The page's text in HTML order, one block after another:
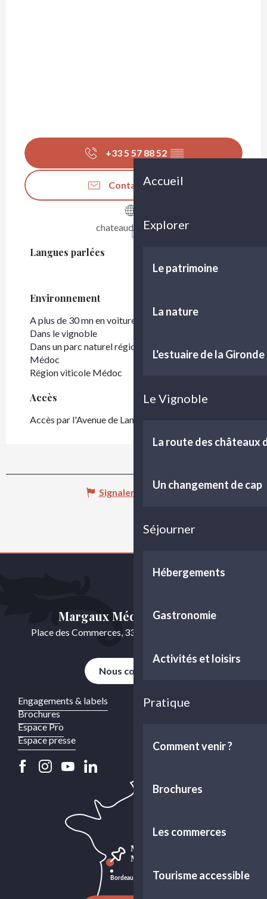
Accueil
Explorer
Le patrimoine
La nature
L'estuaire de la Gironde
Le Vignoble
La route des châteaux
Un changement de cap
Séjourner
Hébergements
Gastronomie
Activités et loisirs
Pratique
Comment venir ?
Brochures
Les commerces
Tourisme accessible
+33 5 57 88 52 ▒▒
Contactez-nous
chateaudutertre.fr
Langues parlées
Langues parlées
Environnement
Environnement
A plus de 30 mn en voiture depuis Bordeaux
Dans le vignoble
Dans un parc naturel régional/national
Médoc
Région viticole Médoc
Accès
Accès
Accès par l'Avenue de Landiras
Signaler une erreur
Engagements & labels
Brochures
Espace Pro
Espace presse
Margaux Médoc Tourisme
Place des Commerces, 33460 Cussac-Fort-Médoc
Nous contacter